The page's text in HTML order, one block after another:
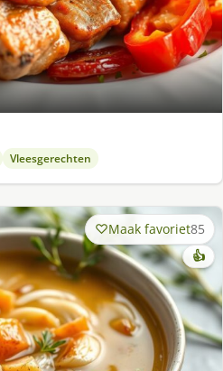
Vleesgerechten
Maak favoriet85
👍